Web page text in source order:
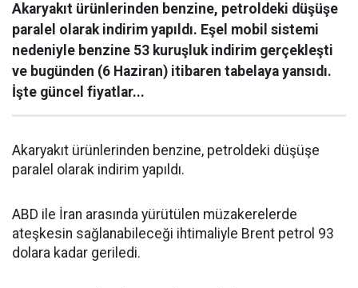
Akaryakıt ürünlerinden benzine, petroldeki düşüşe
paralel olarak indirim yapıldı. Eşel mobil sistemi
nedeniyle benzine 53 kuruşluk indirim gerçekleşti
ve bugünden (6 Haziran) itibaren tabelaya yansıdı.
İşte güncel fiyatlar...
Akaryakıt ürünlerinden benzine, petroldeki düşüşe
paralel olarak indirim yapıldı.
ABD ile İran arasında yürütülen müzakerelerde
ateşkesin sağlanabileceği ihtimaliyle Brent petrol 93
dolara kadar geriledi.